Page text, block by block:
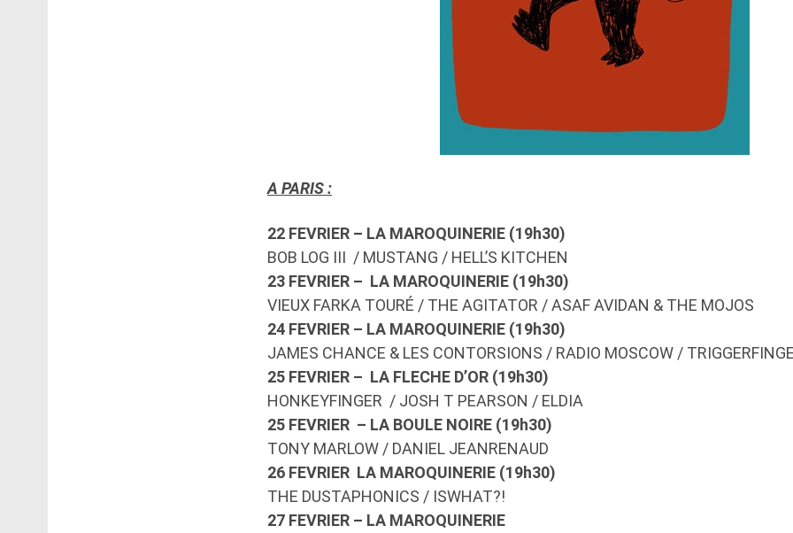
A PARIS :
22 FEVRIER – LA MAROQUINERIE (19h30)
BOB LOG III / MUSTANG / HELL’S KITCHEN
23 FEVRIER – LA MAROQUINERIE (19h30)
VIEUX FARKA TOURÉ / THE AGITATOR / ASAF AVIDAN & THE MOJOS
24 FEVRIER – LA MAROQUINERIE (19h30)
JAMES CHANCE & LES CONTORSIONS / RADIO MOSCOW /
25 FEVRIER – LA FLECHE D’OR (19h30)
HONKEYFINGER / JOSH T PEARSON / ELDIA
25 FEVRIER – LA BOULE NOIRE (19h30)
TONY MARLOW / DANIEL JEANRENAUD
26 FEVRIER LA MAROQUINERIE (19h30)
THE DUSTAPHONICS / ISWHAT?!
27 FEVRIER – LA MAROQUINERIE